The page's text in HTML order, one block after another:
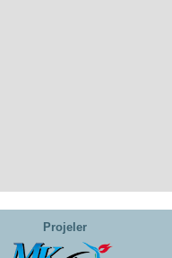
Projeler